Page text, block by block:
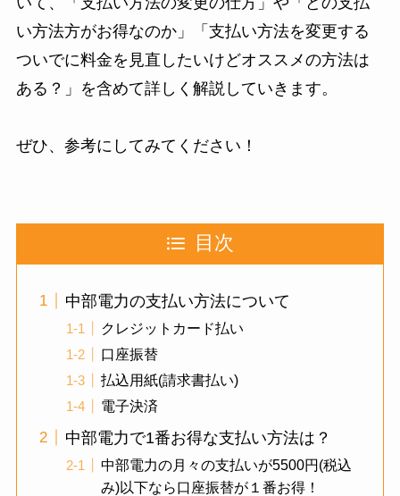
い方法方がお得なのか」「支払い方法を変更する
ついでに料金を見直したいけどオススメの方法は
ある？」を含めて詳しく解説していきます。
ぜひ、参考にしてみてください！
目次
中部電力の支払い方法について
クレジットカード払い
口座振替
払込用紙(請求書払い)
電子決済
中部電力で1番お得な支払い方法は？
中部電力の月々の支払いが5500円(税込
み)以下なら口座振替が１番お得！